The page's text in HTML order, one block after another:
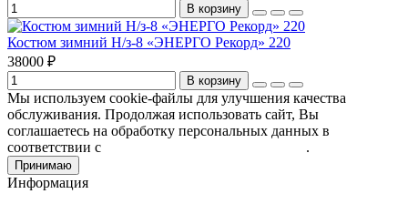
В корзину
Костюм зимний Н/з-8 «ЭНЕРГО Рекорд» 220
38000 ₽
В корзину
Мы используем cookie-файлы для улучшения качества
обслуживания. Продолжая использовать сайт, Вы
соглашаетесь на обработку персональных данных в
соответствии с
.
Принимаю
Информация